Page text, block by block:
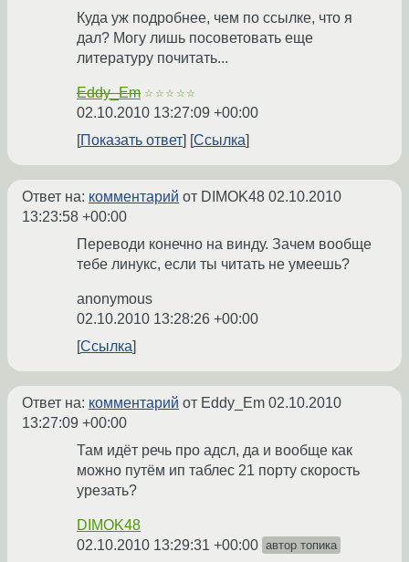
Куда уж подробнее, чем по ссылке, что я
дал? Могу лишь посоветовать еще
литературу почитать...
Eddy_Em ☆☆☆☆☆
02.10.2010 13:27:09 +00:00
Показать ответ
Ссылка
Ответ на: комментарий от DIMOK48 02.10.2010
13:23:58 +00:00
Переводи конечно на винду. Зачем вообще
тебе линукс, если ты читать не умеешь?
anonymous
02.10.2010 13:28:26 +00:00
Ссылка
Ответ на: комментарий от Eddy_Em 02.10.2010
13:27:09 +00:00
Там идёт речь про адсл, да и вообще как
можно путём ип таблес 21 порту скорость
урезать?
DIMOK48
02.10.2010 13:29:31 +00:00 автор топика